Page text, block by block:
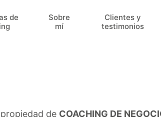
de
Sobre
mí
Clientes y
testimonios
de COACHING DE